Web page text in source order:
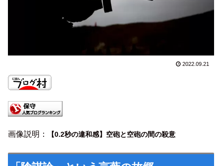
2022.09.21
画像説明： 【0.2秒の違和感】空砲と空砲の間の殺意